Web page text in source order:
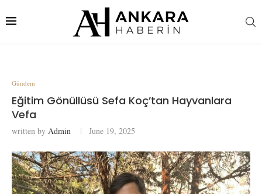
Gündem
Eğitim Gönüllüsü Sefa Koç’tan Hayvanlara
Vefa
written by Admin June 19, 2025